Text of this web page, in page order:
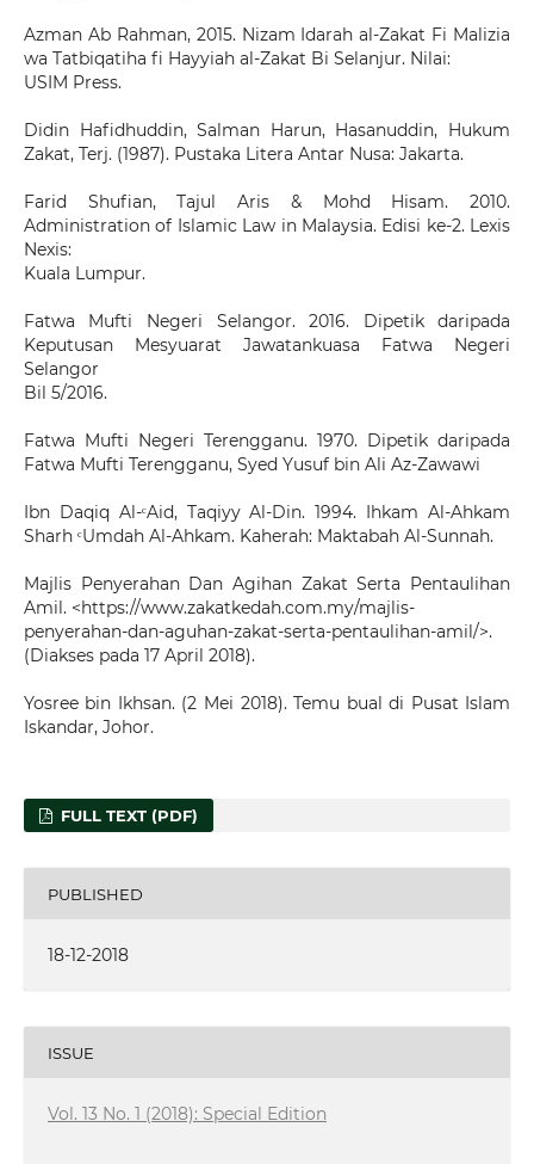
Azman Ab Rahman, 2015. Nizam Idarah al-Zakat Fi Malizia
wa Tatbiqatiha fi Hayyiah al-Zakat Bi Selanjur. Nilai:
USIM Press.
Didin Hafidhuddin, Salman Harun, Hasanuddin, Hukum
Zakat, Terj. (1987). Pustaka Litera Antar Nusa: Jakarta.
Farid Shufian, Tajul Aris & Mohd Hisam. 2010.
Administration of Islamic Law in Malaysia. Edisi ke-2. Lexis
Nexis:
Kuala Lumpur.
Fatwa Mufti Negeri Selangor. 2016. Dipetik daripada
Keputusan Mesyuarat Jawatankuasa Fatwa Negeri
Selangor
Bil 5/2016.
Fatwa Mufti Negeri Terengganu. 1970. Dipetik daripada
Fatwa Mufti Terengganu, Syed Yusuf bin Ali Az-Zawawi
Ibn Daqiq Al-ᶜAid, Taqiyy Al-Din. 1994. Ihkam Al-Ahkam
Sharh ᶜUmdah Al-Ahkam. Kaherah: Maktabah Al-Sunnah.
Majlis Penyerahan Dan Agihan Zakat Serta Pentaulihan
Amil. <https://www.zakatkedah.com.my/majlis-
penyerahan-dan-aguhan-zakat-serta-pentaulihan-amil/>.
(Diakses pada 17 April 2018).
Yosree bin Ikhsan. (2 Mei 2018). Temu bual di Pusat Islam
Iskandar, Johor.
FULL TEXT (PDF)
PUBLISHED
18-12-2018
ISSUE
Vol. 13 No. 1 (2018): Special Edition